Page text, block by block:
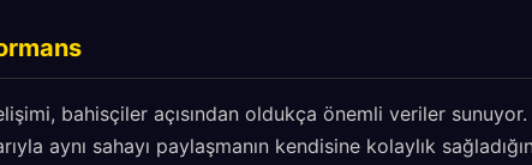
bahisçiler açısından oldukça önemli veriler sunuyor.
aynı sahayı paylaşmanın kendisine kolaylık